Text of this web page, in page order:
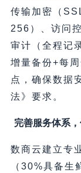
传输加密（
256）、访问
审计（全程记
增量备份+每
点，确保数据
法》要求。
完善服务体系
数商云建立专
（30%具备